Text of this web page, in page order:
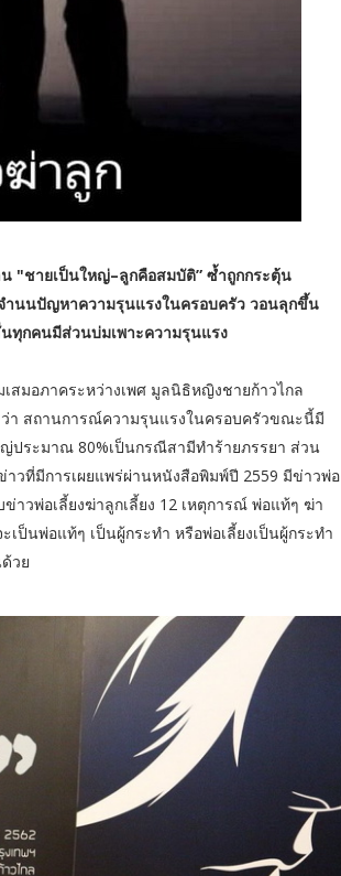
"ชายเป็นใหญ่–ลูกคือสมบัติ” ซ้ำถูกกระตุ้น
นนปัญหาความรุนแรงในครอบครัว วอนลุกขึ้น
ทุกคนมีส่วนบ่มเพาะความรุนแรง
สมอภาคระหว่างเพศ มูลนิธิหญิงชายก้าวไกล
ว่า สถานการณ์ความรุนแรงในครอบครัวขณะนี้มี
ประมาณ 80%เป็นกรณีสามีทำร้ายภรรยา ส่วน
วที่มีการเผยแพร่ผ่านหนังสือพิมพ์ปี 2559 มีข่าวพ่อ
วพ่อเลี้ยงฆ่าลูกเลี้ยง 12 เหตุการณ์ พ่อแท้ๆ ฆ่า
ป็นพ่อแท้ๆ เป็นผู้กระทำ หรือพ่อเลี้ยงเป็นผู้กระทำ
วย